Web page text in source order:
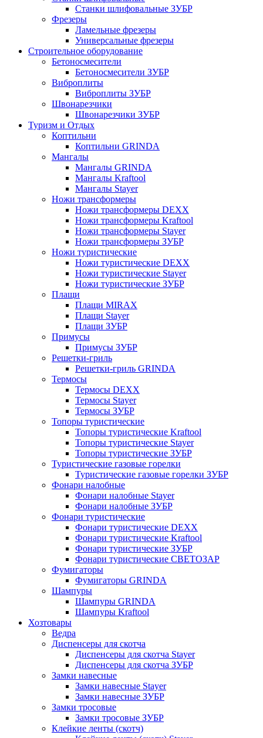
Станки шлифовальные ЗУБР
Фрезеры
Ламельные фрезеры
Универсальные фрезеры
Строительное оборудование
Бетоносмесители
Бетоносмесители ЗУБР
Виброплиты
Виброплиты ЗУБР
Швонарезчики
Швонарезчики ЗУБР
Туризм и Отдых
Коптильни
Коптильни GRINDA
Мангалы
Мангалы GRINDA
Мангалы Kraftool
Мангалы Stayer
Ножи трансформеры
Ножи трансформеры DEXX
Ножи трансформеры Kraftool
Ножи трансформеры Stayer
Ножи трансформеры ЗУБР
Ножи туристические
Ножи туристические DEXX
Ножи туристические Stayer
Ножи туристические ЗУБР
Плащи
Плащи MIRAX
Плащи Stayer
Плащи ЗУБР
Примусы
Примусы ЗУБР
Решетки-гриль
Решетки-гриль GRINDA
Термосы
Термосы DEXX
Термосы Stayer
Термосы ЗУБР
Топоры туристические
Топоры туристические Kraftool
Топоры туристические Stayer
Топоры туристические ЗУБР
Туристические газовые горелки
Туристические газовые горелки ЗУБР
Фонари налобные
Фонари налобные Stayer
Фонари налобные ЗУБР
Фонари туристические
Фонари туристические DEXX
Фонари туристические Kraftool
Фонари туристические ЗУБР
Фонари туристические СВЕТОЗАР
Фумигаторы
Фумигаторы GRINDA
Шампуры
Шампуры GRINDA
Шампуры Kraftool
Хозтовары
Ведра
Диспенсеры для скотча
Диспенсеры для скотча Stayer
Диспенсеры для скотча ЗУБР
Замки навесные
Замки навесные Stayer
Замки навесные ЗУБР
Замки тросовые
Замки тросовые ЗУБР
Клейкие ленты (скотч)